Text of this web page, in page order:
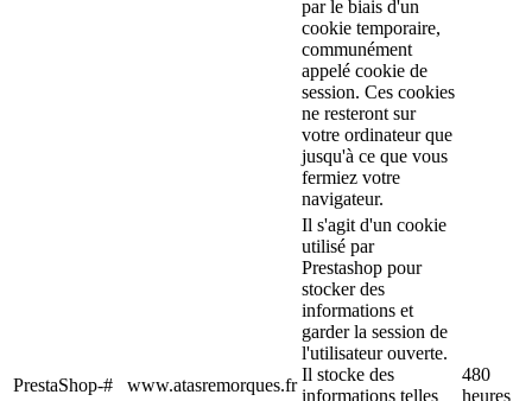
par le biais d'un
cookie temporaire,
communément
appelé cookie de
session. Ces cookies
ne resteront sur
votre ordinateur que
jusqu'à ce que vous
fermiez votre
navigateur.
PrestaShop-# www.atasremorques.fr
Il s'agit d'un cookie
utilisé par
Prestashop pour
stocker des
informations et
garder la session de
l'utilisateur ouverte.
Il stocke des
informations telles
480
heures